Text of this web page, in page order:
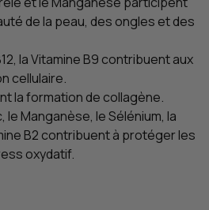
de la peau, des ongles et des
la Vitamine B9 contribuent aux
cellulaire.
la formation de collagène.
le Manganèse, le Sélénium, la
B2 contribuent à protéger les
oxydatif.